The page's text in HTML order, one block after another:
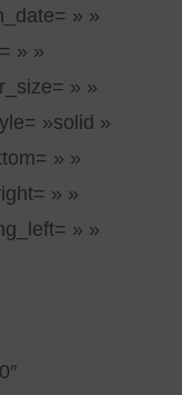
» »
» »
» »
»solid »
» »
» »
» »